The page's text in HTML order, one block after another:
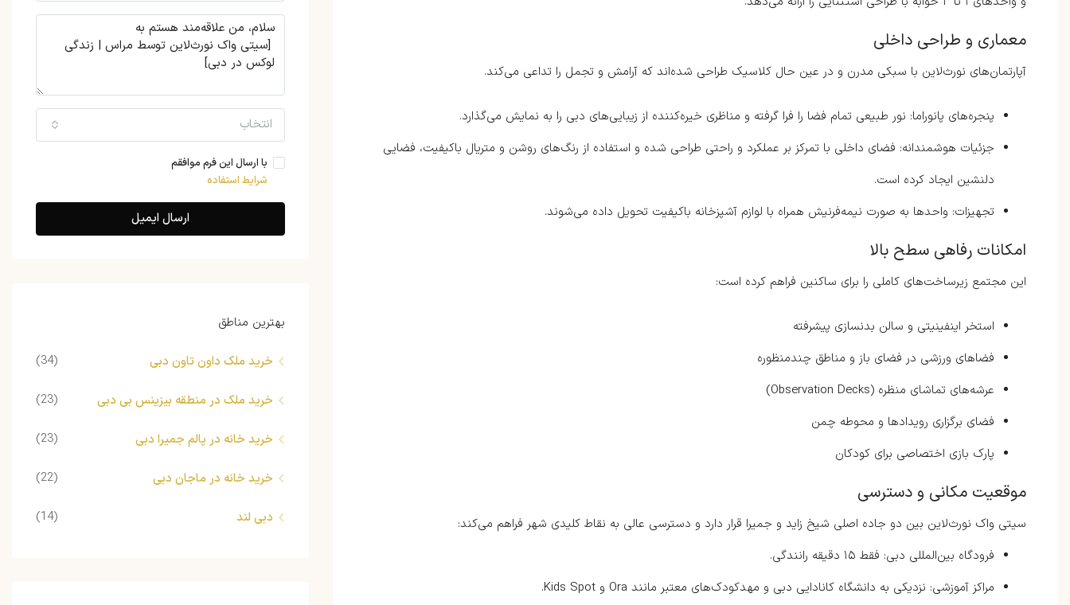
معماری و طراحی داخلی
آپارتمان‌های نورث‌لاین با سبکی مدرن و در عین حال کلاسیک طراحی شده‌اند که آرامش و تجمل را تداعی می‌کند.
پنجره‌های پانوراما: نور طبیعی تمام فضا را فرا گرفته و مناظری خیره‌کننده از زیبایی‌های دبی را به نمایش می‌گذارد.
جزئیات هوشمندانه: فضای داخلی با تمرکز بر عملکرد و راحتی طراحی شده و استفاده از رنگ‌های روشن و متریال باکیفیت، فضایی
دلنشین ایجاد کرده است.
تجهیزات: واحدها به صورت نیمه‌فرنیش همراه با لوازم آشپزخانه باکیفیت تحویل داده می‌شوند.
امکانات رفاهی سطح بالا
این مجتمع زیرساخت‌های کاملی را برای ساکنین فراهم کرده است:
استخر اینفینیتی و سالن بدنسازی پیشرفته
فضاهای ورزشی در فضای باز و مناطق چندمنظوره
عرشه‌های تماشای منظره (Observation Decks)
فضای برگزاری رویدادها و محوطه چمن
پارک بازی اختصاصی برای کودکان
موقعیت مکانی و دسترسی
سیتی واک نورث‌لاین بین دو جاده اصلی شیخ زاید و جمیرا قرار دارد و دسترسی عالی به نقاط کلیدی شهر فراهم می‌کند:
فرودگاه بین‌المللی دبی: فقط ۱۵ دقیقه رانندگی.
مراکز آموزشی: نزدیکی به دانشگاه کانادایی دبی و مهدکودک‌های معتبر مانند Ora و Kids Spot.
انتخاب
با ارسال این فرم موافقم
شرایط استفاده
ارسال ایمیل
بهترین مناطق
خرید ملک داون تاون دبی (34)
خرید ملک در منطقه بیزینس بی دبی (23)
خرید خانه در پالم جمیرا دبی (23)
خرید خانه در ماجان دبی (22)
دبی لند (14)